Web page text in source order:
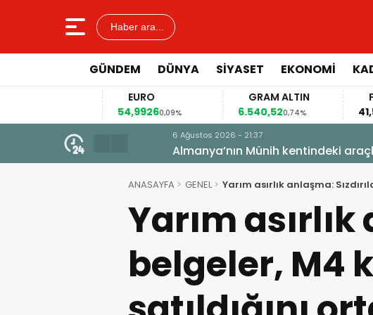
Haber ara...
GÜNDEM DÜNYA SİYASET EKONOMİ
EURO
54,99260,09%
GRAM ALTIN
6.540,520,74%
FAİZ
41,53
0,00%
6 Ağustos 2026 - 21:37
Almanya’nın Münih kentindeki araçlı
ANASAYFA GENEL Yarım asırlık anlaşma:
Yarım
belgeler, M4